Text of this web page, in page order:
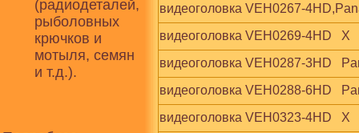
(радиодеталей,
рыболовных
крючков и
мотыля, семян
и т.д.).
видеоголовка VEH0267-
видеоголовка VEH0269-4HD   X
видеоголовка VEH0287-3HD
видеоголовка VEH0288-6HD
видеоголовка VEH0323-4HD   X